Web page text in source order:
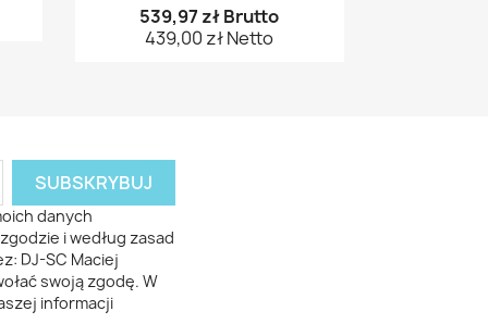
539,97 zł Brutto
439,00 zł Netto
danych
i według zasad
DJ-SC Maciej
swoją zgodę. W
informacji